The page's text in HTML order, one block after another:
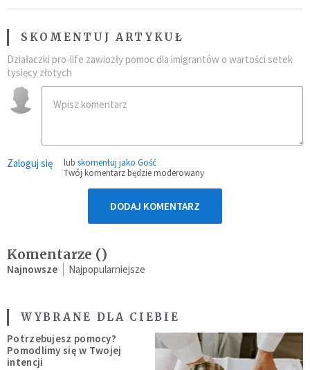
SKOMENTUJ ARTYKUŁ
Działaczki pro-life zawiozły pomoc dla imigrantów o wartości setek
tysięcy złotych
Zaloguj się lub skomentuj jako Gość
Twój komentarz będzie moderowany
DODAJ KOMENTARZ
Komentarze ()
Najnowsze Najpopularniejsze
WYBRANE DLA CIEBIE
Potrzebujesz pomocy?
Pomodlimy się w Twojej
intencji